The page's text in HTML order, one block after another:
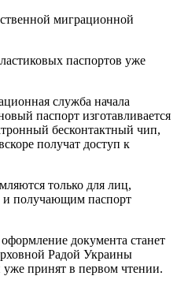
миграционной
паспортов уже
служба начала
паспорт изготавливается
бесконтактный чип,
получат доступ к
только для лиц,
и получающим паспорт
документа станет
Радой Украины
принят в первом чтении.